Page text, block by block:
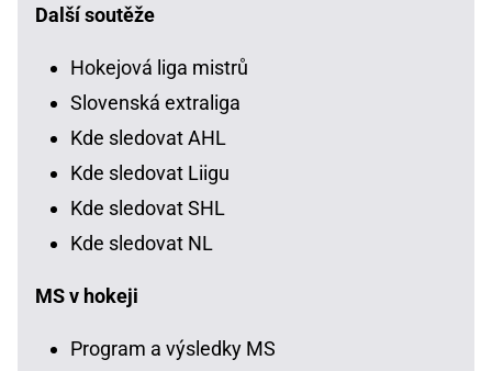
Další soutěže
Hokejová liga mistrů
Slovenská extraliga
Kde sledovat AHL
Kde sledovat Liigu
Kde sledovat SHL
Kde sledovat NL
MS v hokeji
Program a výsledky MS